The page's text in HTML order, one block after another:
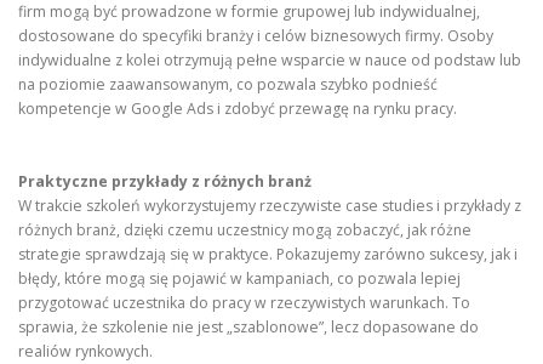
firm mogą być prowadzone w formie grupowej lub indywidualnej,
dostosowane do specyfiki branży i celów biznesowych firmy. Osoby
indywidualne z kolei otrzymują pełne wsparcie w nauce od podstaw lub
na poziomie zaawansowanym, co pozwala szybko podnieść
kompetencje w Google Ads i zdobyć przewagę na rynku pracy.
Praktyczne przykłady z różnych branż
W trakcie szkoleń wykorzystujemy rzeczywiste case studies i przykłady z
różnych branż, dzięki czemu uczestnicy mogą zobaczyć, jak różne
strategie sprawdzają się w praktyce. Pokazujemy zarówno sukcesy, jak i
błędy, które mogą się pojawić w kampaniach, co pozwala lepiej
przygotować uczestnika do pracy w rzeczywistych warunkach. To
sprawia, że szkolenie nie jest „szablonowe”, lecz dopasowane do
realiów rynkowych.